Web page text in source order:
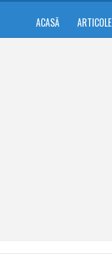
ACASĂ ARTICOLE